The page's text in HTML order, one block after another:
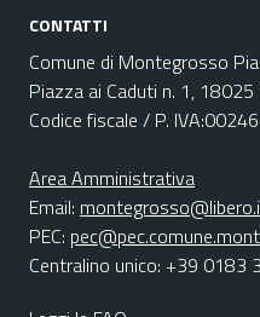
CONTATTI
Comune di Montegrosso
Piazza ai Caduti n. 1,
Codice fiscale / P.
Area Amministrativa
Email:
PEC:
Centralino unico: +39 0183